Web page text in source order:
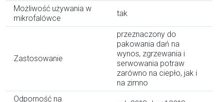
Możliwość używania w
mikrofalówce
tak
Zastosowanie
przeznaczony do
pakowania dań na
wynos, zgrzewania i
serwowania potraw
zarówno na ciepło, jak i
na zimno
Odporność na